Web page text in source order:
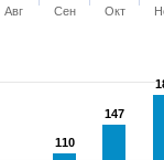
Авг Сен Окт
110
110
147
147